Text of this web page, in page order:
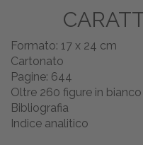
Formato: 17 x 24 cm
Cartonato
Pagine: 644
Oltre 260 figure in
Bibliografia
Indice analitico